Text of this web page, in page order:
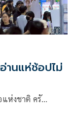
านแห่ช้อปไม่
แห่งชาติ ครั…